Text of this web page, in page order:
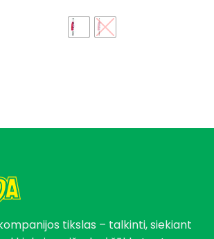
tikslas – talkinti, siekiant